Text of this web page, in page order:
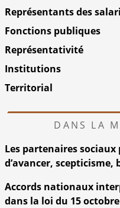
Représentants des
Fonctions publiques
Représentativité
Institutions
Territorial
DANS LA
Les partenaires
d’avancer,
Accords nationaux
dans la loi du 15 octobre